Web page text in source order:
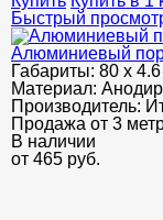
Быстрый
Алюминиевый
Габариты: 80 х
Материал:
Производитель:
Продажа от 3
В наличии
от 465 руб.